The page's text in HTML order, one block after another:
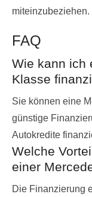
miteinzubeziehen.
FAQ
Wie kann ich
Klasse
Sie können eine
günstige
Autokredite
Welche
einer
Die Finanzierung